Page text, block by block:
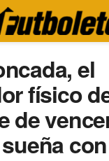
el
físico
de